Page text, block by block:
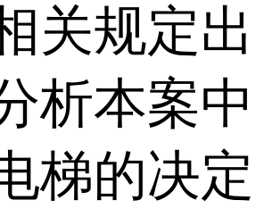
关规定出
析本案中
梯的决定